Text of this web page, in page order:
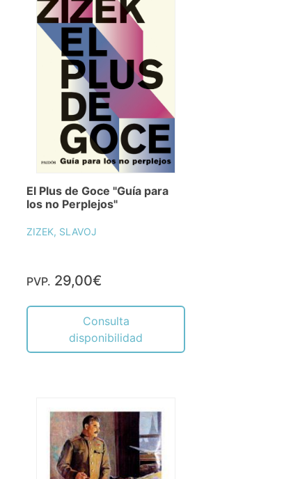
El Plus de Goce "Guía para
los no Perplejos"
ZIZEK, SLAVOJ
PVP. 29,00€
Consulta
disponibilidad